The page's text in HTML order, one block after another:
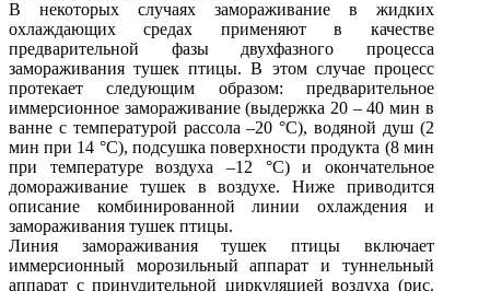
В некоторых случаях замораживание в жидких
охлаждающих средах применяют в качестве
предварительной фазы двухфазного процесса
замораживания тушек птицы. В этом случае процесс
протекает следующим образом: предварительное
иммерсионное замораживание (выдержка 20 – 40 мин в
ванне с температурой рассола –20 °С), водяной душ (2
мин при 14 °С), подсушка поверхности продукта (8 мин
при температуре воздуха –12 °С) и окончательное
домораживание тушек в воздухе. Ниже приводится
описание комбинированной линии охлаждения и
замораживания тушек птицы.
Линия замораживания тушек птицы включает
иммерсионный морозильный аппарат и туннельный
аппарат с принудительной циркуляцией воздуха (рис.